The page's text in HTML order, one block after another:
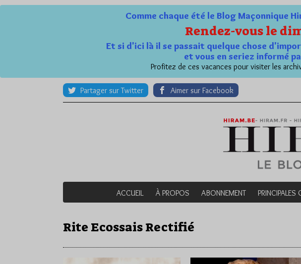
Comme chaque été le Blog Maçonnique
Rendez-vous le
Et si d'ici là il se passait quelque chose
et vous en seriez informé
Profitez de ces vacances pour visiter les
Partager sur Twitter Aimer sur Facebook
ACCUEIL À PROPOS ABONNEMENT PRINCIPALES
Rite Ecossais Rectifié